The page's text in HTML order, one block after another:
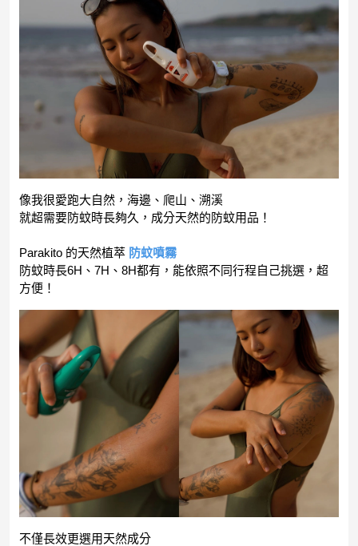
像我很愛跑大自然，海邊、爬山、溯溪
就超需要防蚊時長夠久，成分天然的防蚊用品！
Parakito 的天然植萃 防蚊噴霧
防蚊時長6H、7H、8H都有，能依照不同行程自己挑選，超
方便！
不僅長效更選用天然成分